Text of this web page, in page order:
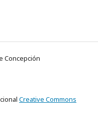
Concepción
Creative Commons